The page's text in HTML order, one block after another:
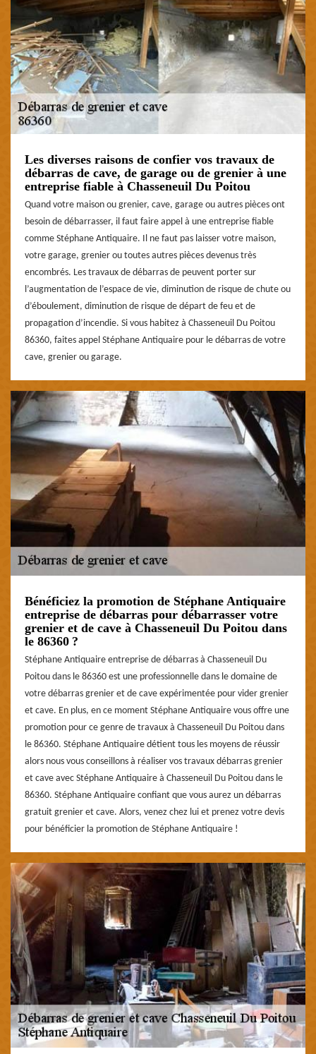
Les diverses raisons de confier vos travaux de
débarras de cave, de garage ou de grenier à une
entreprise fiable à Chasseneuil Du Poitou
Quand votre maison ou grenier, cave, garage ou autres pièces ont
besoin de débarrasser, il faut faire appel à une entreprise fiable
comme Stéphane Antiquaire. Il ne faut pas laisser votre maison,
votre garage, grenier ou toutes autres pièces devenus très
encombrés. Les travaux de débarras de peuvent porter sur
l’augmentation de l’espace de vie, diminution de risque de chute ou
d’éboulement, diminution de risque de départ de feu et de
propagation d’incendie. Si vous habitez à Chasseneuil Du Poitou
86360, faites appel Stéphane Antiquaire pour le débarras de votre
cave, grenier ou garage.
Bénéficiez la promotion de Stéphane Antiquaire
entreprise de débarras pour débarrasser votre
grenier et de cave à Chasseneuil Du Poitou dans
le 86360 ?
Stéphane Antiquaire entreprise de débarras à Chasseneuil Du
Poitou dans le 86360 est une professionnelle dans le domaine de
votre débarras grenier et de cave expérimentée pour vider grenier
et cave. En plus, en ce moment Stéphane Antiquaire vous offre une
promotion pour ce genre de travaux à Chasseneuil Du Poitou dans
le 86360. Stéphane Antiquaire détient tous les moyens de réussir
alors nous vous conseillons à réaliser vos travaux débarras grenier
et cave avec Stéphane Antiquaire à Chasseneuil Du Poitou dans le
86360. Stéphane Antiquaire confiant que vous aurez un débarras
gratuit grenier et cave. Alors, venez chez lui et prenez votre devis
pour bénéficier la promotion de Stéphane Antiquaire !